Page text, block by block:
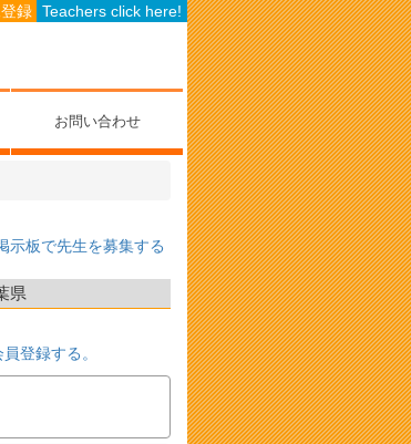
録 Teachers click here!
お問い合わせ
示板で先生を募集する
県
登録する。